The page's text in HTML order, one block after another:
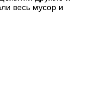
весь мусор и